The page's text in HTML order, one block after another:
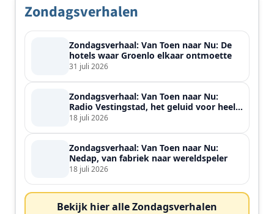
Zondagsverhalen
Zondagsverhaal: Van Toen naar Nu: De
hotels waar Groenlo elkaar ontmoette
31 juli 2026
Zondagsverhaal: Van Toen naar Nu:
Radio Vestingstad, het geluid voor heel
de streek
18 juli 2026
Zondagsverhaal: Van Toen naar Nu:
Nedap, van fabriek naar wereldspeler
18 juli 2026
Bekijk hier alle Zondagsverhalen